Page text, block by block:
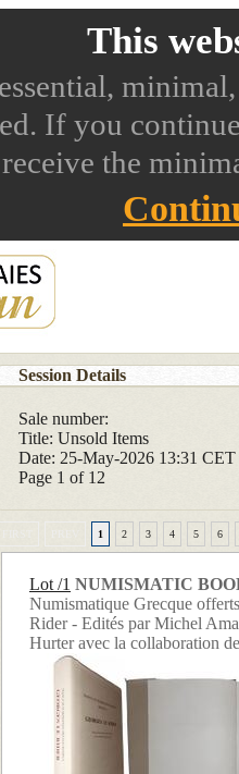
This
If you
the
Session Details
Sale number:
Title: Unsold Items
Date: 25-May-2026 13:31 CET
Page 1 of 12
1 2 3 4 5 6
Lot /1 NUMISMATIC
Numismatique Grecque
Rider - Edités par Michel
Hurter avec la collaboration